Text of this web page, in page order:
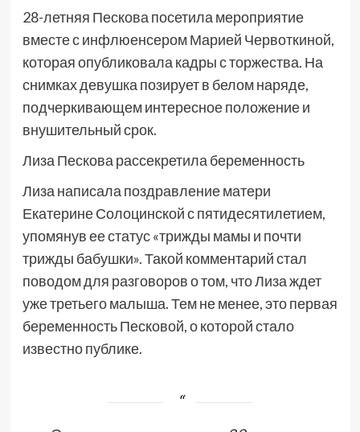
28-летняя Пескова посетила мероприятие
вместе с инфлюенсером Марией Червоткиной,
которая опубликовала кадры с торжества. На
снимках девушка позирует в белом наряде,
подчеркивающем интересное положение и
внушительный срок.
Лиза Пескова рассекретила беременность
Лиза написала поздравление матери
Екатерине Солоцинской с пятидесятилетием,
упомянув ее статус «трижды мамы и почти
трижды бабушки». Такой комментарий стал
поводом для разговоров о том, что Лиза ждет
уже третьего малыша. Тем не менее, это первая
беременность Песковой, о которой стало
известно публике.